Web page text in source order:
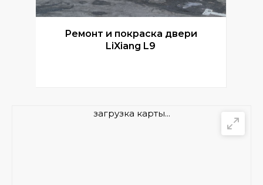
Ремонт и покраска двери
LiXiang L9
загрузка карты...